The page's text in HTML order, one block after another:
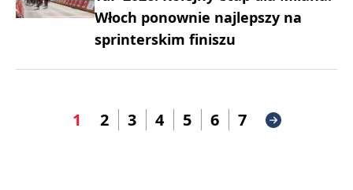
Włoch ponownie najlepszy na
sprinterskim finiszu
1 2 3 4 5 6 7